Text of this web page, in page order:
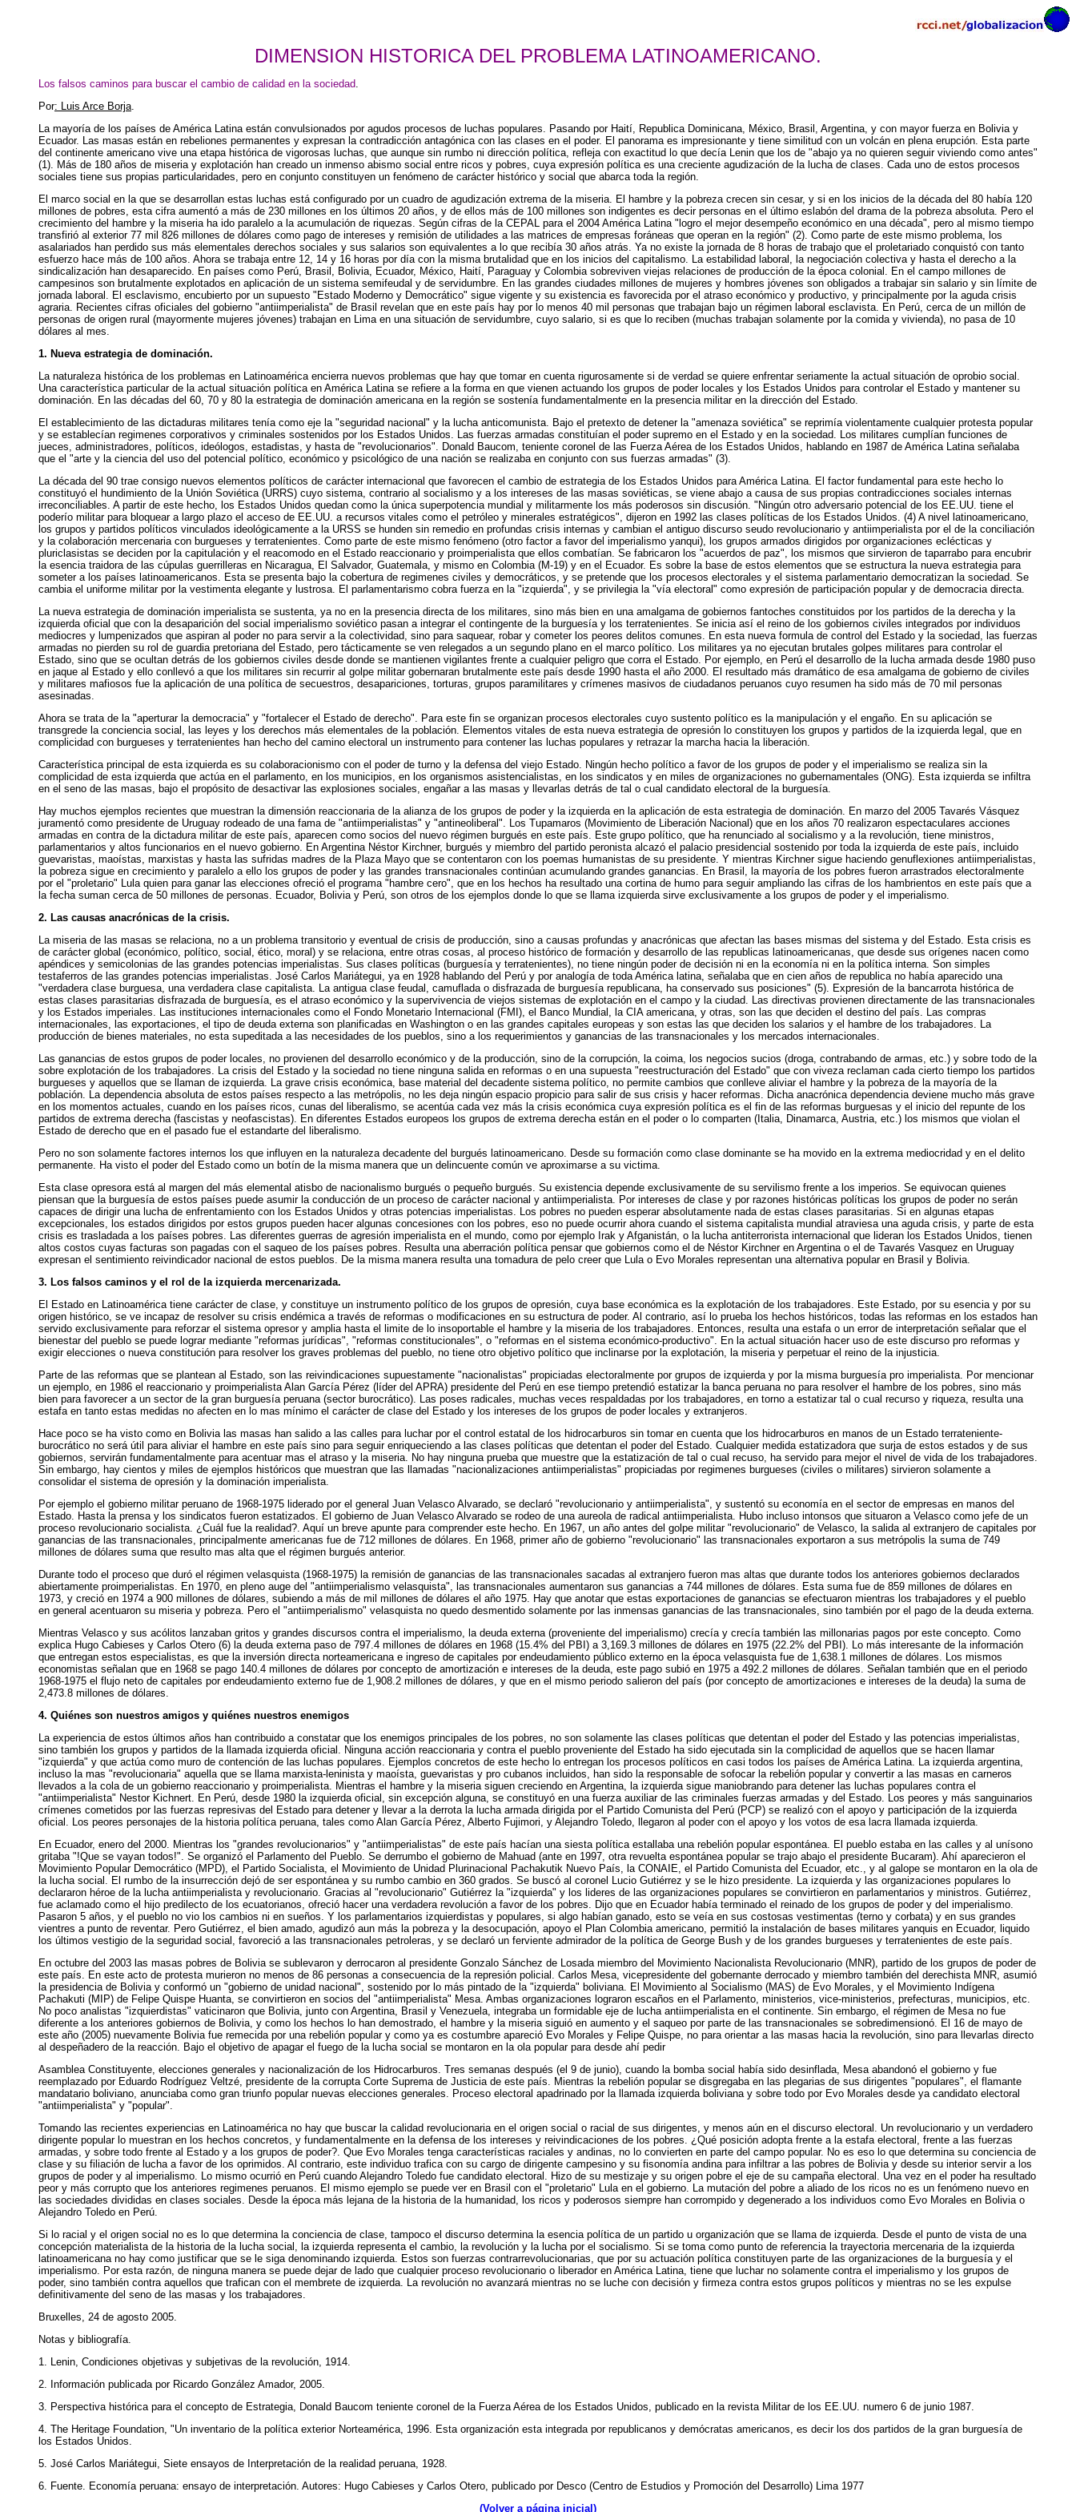
DIMENSION HISTORICA DEL PROBLEMA LATINOAMERICANO.
Los falsos caminos para buscar el cambio de calidad en la sociedad.
Por: Luis Arce Borja.
La mayoría de los países de América Latina están convulsionados por agudos procesos de luchas populares. Pasando por Haití, Republica Dominicana, México, Brasil, Argentina, y con mayor fuerza en Bolivia y
Ecuador. Las masas están en rebeliones permanentes y expresan la contradicción antagónica con las clases en el poder. El panorama es impresionante y tiene similitud con un volcán en plena erupción. Esta parte
del continente americano vive una etapa histórica de vigorosas luchas, que aunque sin rumbo ni dirección política, refleja con exactitud lo que decía Lenin que los de "abajo ya no quieren seguir viviendo como antes"
(1). Más de 180 años de miseria y explotación han creado un inmenso abismo social entre ricos y pobres, cuya expresión política es una creciente agudización de la lucha de clases. Cada uno de estos procesos
sociales tiene sus propias particularidades, pero en conjunto constituyen un fenómeno de carácter histórico y social que abarca toda la región.
El marco social en la que se desarrollan estas luchas está configurado por un cuadro de agudización extrema de la miseria. El hambre y la pobreza crecen sin cesar, y si en los inicios de la década del 80 había 120
millones de pobres, esta cifra aumentó a más de 230 millones en los últimos 20 años, y de ellos más de 100 millones son indigentes es decir personas en el último eslabón del drama de la pobreza absoluta. Pero el
crecimiento del hambre y la miseria ha ido paralelo a la acumulación de riquezas. Según cifras de la CEPAL para el 2004 América Latina "logro el mejor desempeño económico en una década", pero al mismo tiempo
transfirió al exterior 77 mil 826 millones de dólares como pago de intereses y remisión de utilidades a las matrices de empresas foráneas que operan en la región" (2). Como parte de este mismo problema, los
asalariados han perdido sus más elementales derechos sociales y sus salarios son equivalentes a lo que recibía 30 años atrás. Ya no existe la jornada de 8 horas de trabajo que el proletariado conquistó con tanto
esfuerzo hace más de 100 años. Ahora se trabaja entre 12, 14 y 16 horas por día con la misma brutalidad que en los inicios del capitalismo. La estabilidad laboral, la negociación colectiva y hasta el derecho a la
sindicalización han desaparecido. En países como Perú, Brasil, Bolivia, Ecuador, México, Haití, Paraguay y Colombia sobreviven viejas relaciones de producción de la época colonial. En el campo millones de
campesinos son brutalmente explotados en aplicación de un sistema semifeudal y de servidumbre. En las grandes ciudades millones de mujeres y hombres jóvenes son obligados a trabajar sin salario y sin límite de
jornada laboral. El esclavismo, encubierto por un supuesto "Estado Moderno y Democrático" sigue vigente y su existencia es favorecida por el atraso económico y productivo, y principalmente por la aguda crisis
agraria. Recientes cifras oficiales del gobierno "antiimperialista" de Brasil revelan que en este país hay por lo menos 40 mil personas que trabajan bajo un régimen laboral esclavista. En Perú, cerca de un millón de
personas de origen rural (mayormente mujeres jóvenes) trabajan en Lima en una situación de servidumbre, cuyo salario, si es que lo reciben (muchas trabajan solamente por la comida y vivienda), no pasa de 10
dólares al mes.
1. Nueva estrategia de dominación.
La naturaleza histórica de los problemas en Latinoamérica encierra nuevos problemas que hay que tomar en cuenta rigurosamente si de verdad se quiere enfrentar seriamente la actual situación de oprobio social.
Una característica particular de la actual situación política en América Latina se refiere a la forma en que vienen actuando los grupos de poder locales y los Estados Unidos para controlar el Estado y mantener su
dominación. En las décadas del 60, 70 y 80 la estrategia de dominación americana en la región se sostenía fundamentalmente en la presencia militar en la dirección del Estado.
El establecimiento de las dictaduras militares tenía como eje la "seguridad nacional" y la lucha anticomunista. Bajo el pretexto de detener la "amenaza soviética" se reprimía violentamente cualquier protesta popular
y se establecían regimenes corporativos y criminales sostenidos por los Estados Unidos. Las fuerzas armadas constituían el poder supremo en el Estado y en la sociedad. Los militares cumplían funciones de
jueces, administradores, políticos, ideólogos, estadistas, y hasta de "revolucionarios". Donald Baucom, teniente coronel de las Fuerza Aérea de los Estados Unidos, hablando en 1987 de América Latina señalaba
que el "arte y la ciencia del uso del potencial político, económico y psicológico de una nación se realizaba en conjunto con sus fuerzas armadas" (3).
La década del 90 trae consigo nuevos elementos políticos de carácter internacional que favorecen el cambio de estrategia de los Estados Unidos para América Latina. El factor fundamental para este hecho lo
constituyó el hundimiento de la Unión Soviética (URRS) cuyo sistema, contrario al socialismo y a los intereses de las masas soviéticas, se viene abajo a causa de sus propias contradicciones sociales internas
irreconciliables. A partir de este hecho, los Estados Unidos quedan como la única superpotencia mundial y militarmente los más poderosos sin discusión. "Ningún otro adversario potencial de los EE.UU. tiene el
poderío militar para bloquear a largo plazo el acceso de EE.UU. a recursos vitales como el petróleo y minerales estratégicos", dijeron en 1992 las clases políticas de los Estados Unidos. (4) A nivel latinoamericano,
los grupos y partidos políticos vinculados ideológicamente a la URSS se hunden sin remedio en profundas crisis internas y cambian el antiguo discurso seudo revolucionario y antiimperialista por el de la conciliación
y la colaboración mercenaria con burgueses y terratenientes. Como parte de este mismo fenómeno (otro factor a favor del imperialismo yanqui), los grupos armados dirigidos por organizaciones eclécticas y
pluriclasistas se deciden por la capitulación y el reacomodo en el Estado reaccionario y proimperialista que ellos combatían. Se fabricaron los "acuerdos de paz", los mismos que sirvieron de taparrabo para encubrir
la esencia traidora de las cúpulas guerrilleras en Nicaragua, El Salvador, Guatemala, y mismo en Colombia (M-19) y en el Ecuador. Es sobre la base de estos elementos que se estructura la nueva estrategia para
someter a los países latinoamericanos. Esta se presenta bajo la cobertura de regimenes civiles y democráticos, y se pretende que los procesos electorales y el sistema parlamentario democratizan la sociedad. Se
cambia el uniforme militar por la vestimenta elegante y lustrosa. El parlamentarismo cobra fuerza en la "izquierda", y se privilegia la "vía electoral" como expresión de participación popular y de democracia directa.
La nueva estrategia de dominación imperialista se sustenta, ya no en la presencia directa de los militares, sino más bien en una amalgama de gobiernos fantoches constituidos por los partidos de la derecha y la
izquierda oficial que con la desaparición del social imperialismo soviético pasan a integrar el contingente de la burguesía y los terratenientes. Se inicia así el reino de los gobiernos civiles integrados por individuos
mediocres y lumpenizados que aspiran al poder no para servir a la colectividad, sino para saquear, robar y cometer los peores delitos comunes. En esta nueva formula de control del Estado y la sociedad, las fuerzas
armadas no pierden su rol de guardia pretoriana del Estado, pero tácticamente se ven relegados a un segundo plano en el marco político. Los militares ya no ejecutan brutales golpes militares para controlar el
Estado, sino que se ocultan detrás de los gobiernos civiles desde donde se mantienen vigilantes frente a cualquier peligro que corra el Estado. Por ejemplo, en Perú el desarrollo de la lucha armada desde 1980 puso
en jaque al Estado y ello conllevó a que los militares sin recurrir al golpe militar gobernaran brutalmente este país desde 1990 hasta el año 2000. El resultado más dramático de esa amalgama de gobierno de civiles
y militares mafiosos fue la aplicación de una política de secuestros, desapariciones, torturas, grupos paramilitares y crímenes masivos de ciudadanos peruanos cuyo resumen ha sido más de 70 mil personas
asesinadas.
Ahora se trata de la "aperturar la democracia" y "fortalecer el Estado de derecho". Para este fin se organizan procesos electorales cuyo sustento político es la manipulación y el engaño. En su aplicación se
transgrede la conciencia social, las leyes y los derechos más elementales de la población. Elementos vitales de esta nueva estrategia de opresión lo constituyen los grupos y partidos de la izquierda legal, que en
complicidad con burgueses y terratenientes han hecho del camino electoral un instrumento para contener las luchas populares y retrazar la marcha hacia la liberación.
Característica principal de esta izquierda es su colaboracionismo con el poder de turno y la defensa del viejo Estado. Ningún hecho político a favor de los grupos de poder y el imperialismo se realiza sin la
complicidad de esta izquierda que actúa en el parlamento, en los municipios, en los organismos asistencialistas, en los sindicatos y en miles de organizaciones no gubernamentales (ONG). Esta izquierda se infiltra
en el seno de las masas, bajo el propósito de desactivar las explosiones sociales, engañar a las masas y llevarlas detrás de tal o cual candidato electoral de la burguesía.
Hay muchos ejemplos recientes que muestran la dimensión reaccionaria de la alianza de los grupos de poder y la izquierda en la aplicación de esta estrategia de dominación. En marzo del 2005 Tavarés Vásquez
juramentó como presidente de Uruguay rodeado de una fama de "antiimperialistas" y "antineoliberal". Los Tupamaros (Movimiento de Liberación Nacional) que en los años 70 realizaron espectaculares acciones
armadas en contra de la dictadura militar de este país, aparecen como socios del nuevo régimen burgués en este país. Este grupo político, que ha renunciado al socialismo y a la revolución, tiene ministros,
parlamentarios y altos funcionarios en el nuevo gobierno. En Argentina Néstor Kirchner, burgués y miembro del partido peronista alcazó el palacio presidencial sostenido por toda la izquierda de este país, incluido
guevaristas, maoístas, marxistas y hasta las sufridas madres de la Plaza Mayo que se contentaron con los poemas humanistas de su presidente. Y mientras Kirchner sigue haciendo genuflexiones antiimperialistas,
la pobreza sigue en crecimiento y paralelo a ello los grupos de poder y las grandes transnacionales continúan acumulando grandes ganancias. En Brasil, la mayoría de los pobres fueron arrastrados electoralmente
por el "proletario" Lula quien para ganar las elecciones ofreció el programa "hambre cero", que en los hechos ha resultado una cortina de humo para seguir ampliando las cifras de los hambrientos en este país que a
la fecha suman cerca de 50 millones de personas. Ecuador, Bolivia y Perú, son otros de los ejemplos donde lo que se llama izquierda sirve exclusivamente a los grupos de poder y el imperialismo.
2. Las causas anacrónicas de la crisis.
La miseria de las masas se relaciona, no a un problema transitorio y eventual de crisis de producción, sino a causas profundas y anacrónicas que afectan las bases mismas del sistema y del Estado. Esta crisis es
de carácter global (económico, político, social, ético, moral) y se relaciona, entre otras cosas, al proceso histórico de formación y desarrollo de las republicas latinoamericanas, que desde sus orígenes nacen como
apéndices y semicolonias de las grandes potencias imperialistas. Sus clases políticas (burguesía y terratenientes), no tiene ningún poder de decisión ni en la economía ni en la política interna. Son simples
testaferros de las grandes potencias imperialistas. José Carlos Mariátegui, ya en 1928 hablando del Perú y por analogía de toda América latina, señalaba que en cien años de republica no había aparecido una
"verdadera clase burguesa, una verdadera clase capitalista. La antigua clase feudal, camuflada o disfrazada de burguesía republicana, ha conservado sus posiciones" (5). Expresión de la bancarrota histórica de
estas clases parasitarias disfrazada de burguesía, es el atraso económico y la supervivencia de viejos sistemas de explotación en el campo y la ciudad. Las directivas provienen directamente de las transnacionales
y los Estados imperiales. Las instituciones internacionales como el Fondo Monetario Internacional (FMI), el Banco Mundial, la CIA americana, y otras, son las que deciden el destino del país. Las compras
internacionales, las exportaciones, el tipo de deuda externa son planificadas en Washington o en las grandes capitales europeas y son estas las que deciden los salarios y el hambre de los trabajadores. La
producción de bienes materiales, no esta supeditada a las necesidades de los pueblos, sino a los requerimientos y ganancias de las transnacionales y los mercados internacionales.
Las ganancias de estos grupos de poder locales, no provienen del desarrollo económico y de la producción, sino de la corrupción, la coima, los negocios sucios (droga, contrabando de armas, etc.) y sobre todo de la
sobre explotación de los trabajadores. La crisis del Estado y la sociedad no tiene ninguna salida en reformas o en una supuesta "reestructuración del Estado" que con viveza reclaman cada cierto tiempo los partidos
burgueses y aquellos que se llaman de izquierda. La grave crisis económica, base material del decadente sistema político, no permite cambios que conlleve aliviar el hambre y la pobreza de la mayoría de la
población. La dependencia absoluta de estos países respecto a las metrópolis, no les deja ningún espacio propicio para salir de sus crisis y hacer reformas. Dicha anacrónica dependencia deviene mucho más grave
en los momentos actuales, cuando en los países ricos, cunas del liberalismo, se acentúa cada vez más la crisis económica cuya expresión política es el fin de las reformas burguesas y el inicio del repunte de los
partidos de extrema derecha (fascistas y neofascistas). En diferentes Estados europeos los grupos de extrema derecha están en el poder o lo comparten (Italia, Dinamarca, Austria, etc.) los mismos que violan el
Estado de derecho que en el pasado fue el estandarte del liberalismo.
Pero no son solamente factores internos los que influyen en la naturaleza decadente del burgués latinoamericano. Desde su formación como clase dominante se ha movido en la extrema mediocridad y en el delito
permanente. Ha visto el poder del Estado como un botín de la misma manera que un delincuente común ve aproximarse a su victima.
Esta clase opresora está al margen del más elemental atisbo de nacionalismo burgués o pequeño burgués. Su existencia depende exclusivamente de su servilismo frente a los imperios. Se equivocan quienes
piensan que la burguesía de estos países puede asumir la conducción de un proceso de carácter nacional y antiimperialista. Por intereses de clase y por razones históricas políticas los grupos de poder no serán
capaces de dirigir una lucha de enfrentamiento con los Estados Unidos y otras potencias imperialistas. Los pobres no pueden esperar absolutamente nada de estas clases parasitarias. Si en algunas etapas
excepcionales, los estados dirigidos por estos grupos pueden hacer algunas concesiones con los pobres, eso no puede ocurrir ahora cuando el sistema capitalista mundial atraviesa una aguda crisis, y parte de esta
crisis es trasladada a los países pobres. Las diferentes guerras de agresión imperialista en el mundo, como por ejemplo Irak y Afganistán, o la lucha antiterrorista internacional que lideran los Estados Unidos, tienen
altos costos cuyas facturas son pagadas con el saqueo de los países pobres. Resulta una aberración política pensar que gobiernos como el de Néstor Kirchner en Argentina o el de Tavarés Vasquez en Uruguay
expresan el sentimiento reivindicador nacional de estos pueblos. De la misma manera resulta una tomadura de pelo creer que Lula o Evo Morales representan una alternativa popular en Brasil y Bolivia.
3. Los falsos caminos y el rol de la izquierda mercenarizada.
El Estado en Latinoamérica tiene carácter de clase, y constituye un instrumento político de los grupos de opresión, cuya base económica es la explotación de los trabajadores. Este Estado, por su esencia y por su
origen histórico, se ve incapaz de resolver su crisis endémica a través de reformas o modificaciones en su estructura de poder. Al contrario, así lo prueba los hechos históricos, todas las reformas en los estados han
servido exclusivamente para reforzar el sistema opresor y amplia hasta el limite de lo insoportable el hambre y la miseria de los trabajadores. Entonces, resulta una estafa o un error de interpretación señalar que el
bienestar del pueblo se puede lograr mediante "reformas jurídicas", "reformas constitucionales", o "reformas en el sistema económico-productivo". En la actual situación hacer uso de este discurso pro reformas y
exigir elecciones o nueva constitución para resolver los graves problemas del pueblo, no tiene otro objetivo político que inclinarse por la explotación, la miseria y perpetuar el reino de la injusticia.
Parte de las reformas que se plantean al Estado, son las reivindicaciones supuestamente "nacionalistas" propiciadas electoralmente por grupos de izquierda y por la misma burguesía pro imperialista. Por mencionar
un ejemplo, en 1986 el reaccionario y proimperialista Alan García Pérez (líder del APRA) presidente del Perú en ese tiempo pretendió estatizar la banca peruana no para resolver el hambre de los pobres, sino más
bien para favorecer a un sector de la gran burguesía peruana (sector burocrático). Las poses radicales, muchas veces respaldadas por los trabajadores, en torno a estatizar tal o cual recurso y riqueza, resulta una
estafa en tanto estas medidas no afecten en lo mas mínimo el carácter de clase del Estado y los intereses de los grupos de poder locales y extranjeros.
Hace poco se ha visto como en Bolivia las masas han salido a las calles para luchar por el control estatal de los hidrocarburos sin tomar en cuenta que los hidrocarburos en manos de un Estado terrateniente-
burocrático no será útil para aliviar el hambre en este país sino para seguir enriqueciendo a las clases políticas que detentan el poder del Estado. Cualquier medida estatizadora que surja de estos estados y de sus
gobiernos, servirán fundamentalmente para acentuar mas el atraso y la miseria. No hay ninguna prueba que muestre que la estatización de tal o cual recuso, ha servido para mejor el nivel de vida de los trabajadores.
Sin embargo, hay cientos y miles de ejemplos históricos que muestran que las llamadas "nacionalizaciones antiimperialistas" propiciadas por regimenes burgueses (civiles o militares) sirvieron solamente a
consolidar el sistema de opresión y la dominación imperialista.
Por ejemplo el gobierno militar peruano de 1968-1975 liderado por el general Juan Velasco Alvarado, se declaró "revolucionario y antiimperialista", y sustentó su economía en el sector de empresas en manos del
Estado. Hasta la prensa y los sindicatos fueron estatizados. El gobierno de Juan Velasco Alvarado se rodeo de una aureola de radical antiimperialista. Hubo incluso intonsos que situaron a Velasco como jefe de un
proceso revolucionario socialista. ¿Cuál fue la realidad?. Aquí un breve apunte para comprender este hecho. En 1967, un año antes del golpe militar "revolucionario" de Velasco, la salida al extranjero de capitales por
ganancias de las transnacionales, principalmente americanas fue de 712 millones de dólares. En 1968, primer año de gobierno "revolucionario" las transnacionales exportaron a sus metrópolis la suma de 749
millones de dólares suma que resulto mas alta que el régimen burgués anterior.
Durante todo el proceso que duró el régimen velasquista (1968-1975) la remisión de ganancias de las transnacionales sacadas al extranjero fueron mas altas que durante todos los anteriores gobiernos declarados
abiertamente proimperialistas. En 1970, en pleno auge del "antiimperialismo velasquista", las transnacionales aumentaron sus ganancias a 744 millones de dólares. Esta suma fue de 859 millones de dólares en
1973, y creció en 1974 a 900 millones de dólares, subiendo a más de mil millones de dólares el año 1975. Hay que anotar que estas exportaciones de ganancias se efectuaron mientras los trabajadores y el pueblo
en general acentuaron su miseria y pobreza. Pero el "antiimperialismo" velasquista no quedo desmentido solamente por las inmensas ganancias de las transnacionales, sino también por el pago de la deuda externa.
Mientras Velasco y sus acólitos lanzaban gritos y grandes discursos contra el imperialismo, la deuda externa (proveniente del imperialismo) crecía y crecía también las millonarias pagos por este concepto. Como
explica Hugo Cabieses y Carlos Otero (6) la deuda externa paso de 797.4 millones de dólares en 1968 (15.4% del PBI) a 3,169.3 millones de dólares en 1975 (22.2% del PBI). Lo más interesante de la información
que entregan estos especialistas, es que la inversión directa norteamericana e ingreso de capitales por endeudamiento público externo en la época velasquista fue de 1,638.1 millones de dólares. Los mismos
economistas señalan que en 1968 se pago 140.4 millones de dólares por concepto de amortización e intereses de la deuda, este pago subió en 1975 a 492.2 millones de dólares. Señalan también que en el periodo
1968-1975 el flujo neto de capitales por endeudamiento externo fue de 1,908.2 millones de dólares, y que en el mismo periodo salieron del país (por concepto de amortizaciones e intereses de la deuda) la suma de
2,473.8 millones de dólares.
4. Quiénes son nuestros amigos y quiénes nuestros enemigos
La experiencia de estos últimos años han contribuido a constatar que los enemigos principales de los pobres, no son solamente las clases políticas que detentan el poder del Estado y las potencias imperialistas,
sino también los grupos y partidos de la llamada izquierda oficial. Ninguna acción reaccionaria y contra el pueblo proveniente del Estado ha sido ejecutada sin la complicidad de aquellos que se hacen llamar
"izquierda" y que actúa como muro de contención de las luchas populares. Ejemplos concretos de este hecho lo entregan los procesos políticos en casi todos los países de América Latina. La izquierda argentina,
incluso la mas "revolucionaria" aquella que se llama marxista-leninista y maoísta, guevaristas y pro cubanos incluidos, han sido la responsable de sofocar la rebelión popular y convertir a las masas en carneros
llevados a la cola de un gobierno reaccionario y proimperialista. Mientras el hambre y la miseria siguen creciendo en Argentina, la izquierda sigue maniobrando para detener las luchas populares contra el
"antiimperialista" Nestor Kichnert. En Perú, desde 1980 la izquierda oficial, sin excepción alguna, se constituyó en una fuerza auxiliar de las criminales fuerzas armadas y del Estado. Los peores y más sanguinarios
crímenes cometidos por las fuerzas represivas del Estado para detener y llevar a la derrota la lucha armada dirigida por el Partido Comunista del Perú (PCP) se realizó con el apoyo y participación de la izquierda
oficial. Los peores personajes de la historia política peruana, tales como Alan García Pérez, Alberto Fujimori, y Alejandro Toledo, llegaron al poder con el apoyo y los votos de esa lacra llamada izquierda.
En Ecuador, enero del 2000. Mientras los "grandes revolucionarios" y "antiimperialistas" de este país hacían una siesta política estallaba una rebelión popular espontánea. El pueblo estaba en las calles y al unísono
gritaba "!Que se vayan todos!". Se organizó el Parlamento del Pueblo. Se derrumbo el gobierno de Mahuad (ante en 1997, otra revuelta espontánea popular se trajo abajo el presidente Bucaram). Ahí aparecieron el
Movimiento Popular Democrático (MPD), el Partido Socialista, el Movimiento de Unidad Plurinacional Pachakutik Nuevo País, la CONAIE, el Partido Comunista del Ecuador, etc., y al galope se montaron en la ola de
la lucha social. El rumbo de la insurrección dejó de ser espontánea y su rumbo cambio en 360 grados. Se buscó al coronel Lucio Gutiérrez y se le hizo presidente. La izquierda y las organizaciones populares lo
declararon héroe de la lucha antiimperialista y revolucionario. Gracias al "revolucionario" Gutiérrez la "izquierda" y los lideres de las organizaciones populares se convirtieron en parlamentarios y ministros. Gutiérrez,
fue aclamado como el hijo predilecto de los ecuatorianos, ofreció hacer una verdadera revolución a favor de los pobres. Dijo que en Ecuador había terminado el reinado de los grupos de poder y del imperialismo.
Pasaron 5 años, y el pueblo no vio los cambios ni en sueños. Y los parlamentarios izquierdistas y populares, si algo habían ganado, esto se veía en sus costosas vestimentas (terno y corbata) y en sus grandes
vientres a punto de reventar. Pero Gutiérrez, el bien amado, agudizó aun más la pobreza y la desocupación, apoyo el Plan Colombia americano, permitió la instalación de bases militares yanquis en Ecuador, liquido
los últimos vestigio de la seguridad social, favoreció a las transnacionales petroleras, y se declaró un ferviente admirador de la política de George Bush y de los grandes burgueses y terratenientes de este país.
En octubre del 2003 las masas pobres de Bolivia se sublevaron y derrocaron al presidente Gonzalo Sánchez de Losada miembro del Movimiento Nacionalista Revolucionario (MNR), partido de los grupos de poder de
este país. En este acto de protesta murieron no menos de 86 personas a consecuencia de la represión policial. Carlos Mesa, vicepresidente del gobernante derrocado y miembro también del derechista MNR, asumió
la presidencia de Bolivia y conformó un "gobierno de unidad nacional", sostenido por lo más pintado de la "izquierda" boliviana. El Movimiento al Socialismo (MAS) de Evo Morales, y el Movimiento Indígena
Pachakuti (MIP) de Felipe Quispe Huanta, se convirtieron en socios del "antiimperialista" Mesa. Ambas organizaciones lograron escaños en el Parlamento, ministerios, vice-ministerios, prefecturas, municipios, etc.
No poco analistas "izquierdistas" vaticinaron que Bolivia, junto con Argentina, Brasil y Venezuela, integraba un formidable eje de lucha antiimperialista en el continente. Sin embargo, el régimen de Mesa no fue
diferente a los anteriores gobiernos de Bolivia, y como los hechos lo han demostrado, el hambre y la miseria siguió en aumento y el saqueo por parte de las transnacionales se sobredimensionó. El 16 de mayo de
este año (2005) nuevamente Bolivia fue remecida por una rebelión popular y como ya es costumbre apareció Evo Morales y Felipe Quispe, no para orientar a las masas hacia la revolución, sino para llevarlas directo
al despeñadero de la reacción. Bajo el objetivo de apagar el fuego de la lucha social se montaron en la ola popular para desde ahí pedir
Asamblea Constituyente, elecciones generales y nacionalización de los Hidrocarburos. Tres semanas después (el 9 de junio), cuando la bomba social había sido desinflada, Mesa abandonó el gobierno y fue
reemplazado por Eduardo Rodríguez Veltzé, presidente de la corrupta Corte Suprema de Justicia de este país. Mientras la rebelión popular se disgregaba en las plegarias de sus dirigentes "populares", el flamante
mandatario boliviano, anunciaba como gran triunfo popular nuevas elecciones generales. Proceso electoral apadrinado por la llamada izquierda boliviana y sobre todo por Evo Morales desde ya candidato electoral
"antiimperialista" y "popular".
Tomando las recientes experiencias en Latinoamérica no hay que buscar la calidad revolucionaria en el origen social o racial de sus dirigentes, y menos aún en el discurso electoral. Un revolucionario y un verdadero
dirigente popular lo muestran en los hechos concretos, y fundamentalmente en la defensa de los intereses y reivindicaciones de los pobres. ¿Qué posición adopta frente a la estafa electoral, frente a las fuerzas
armadas, y sobre todo frente al Estado y a los grupos de poder?. Que Evo Morales tenga características raciales y andinas, no lo convierten en parte del campo popular. No es eso lo que determina su conciencia de
clase y su filiación de lucha a favor de los oprimidos. Al contrario, este individuo trafica con su cargo de dirigente campesino y su fisonomía andina para infiltrar a las pobres de Bolivia y desde su interior servir a los
grupos de poder y al imperialismo. Lo mismo ocurrió en Perú cuando Alejandro Toledo fue candidato electoral. Hizo de su mestizaje y su origen pobre el eje de su campaña electoral. Una vez en el poder ha resultado
peor y más corrupto que los anteriores regimenes peruanos. El mismo ejemplo se puede ver en Brasil con el "proletario" Lula en el gobierno. La mutación del pobre a aliado de los ricos no es un fenómeno nuevo en
las sociedades divididas en clases sociales. Desde la época más lejana de la historia de la humanidad, los ricos y poderosos siempre han corrompido y degenerado a los individuos como Evo Morales en Bolivia o
Alejandro Toledo en Perú.
Si lo racial y el origen social no es lo que determina la conciencia de clase, tampoco el discurso determina la esencia política de un partido u organización que se llama de izquierda. Desde el punto de vista de una
concepción materialista de la historia de la lucha social, la izquierda representa el cambio, la revolución y la lucha por el socialismo. Si se toma como punto de referencia la trayectoria mercenaria de la izquierda
latinoamericana no hay como justificar que se le siga denominando izquierda. Estos son fuerzas contrarrevolucionarias, que por su actuación política constituyen parte de las organizaciones de la burguesía y el
imperialismo. Por esta razón, de ninguna manera se puede dejar de lado que cualquier proceso revolucionario o liberador en América Latina, tiene que luchar no solamente contra el imperialismo y los grupos de
poder, sino también contra aquellos que trafican con el membrete de izquierda. La revolución no avanzará mientras no se luche con decisión y firmeza contra estos grupos políticos y mientras no se les expulse
definitivamente del seno de las masas y los trabajadores.
Bruxelles, 24 de agosto 2005.
Notas y bibliografía.
1. Lenin, Condiciones objetivas y subjetivas de la revolución, 1914.
2. Información publicada por Ricardo González Amador, 2005.
3. Perspectiva histórica para el concepto de Estrategia, Donald Baucom teniente coronel de la Fuerza Aérea de los Estados Unidos, publicado en la revista Militar de los EE.UU. numero 6 de junio 1987.
4. The Heritage Foundation, "Un inventario de la política exterior Norteamérica, 1996. Esta organización esta integrada por republicanos y demócratas americanos, es decir los dos partidos de la gran burguesía de
los Estados Unidos.
5. José Carlos Mariátegui, Siete ensayos de Interpretación de la realidad peruana, 1928.
6. Fuente. Economía peruana: ensayo de interpretación. Autores: Hugo Cabieses y Carlos Otero, publicado por Desco (Centro de Estudios y Promoción del Desarrollo) Lima 1977
(Volver a página inicial)